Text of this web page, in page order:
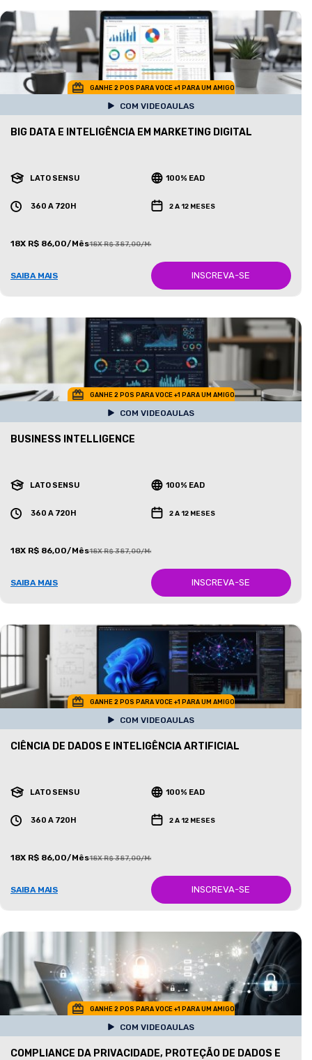
GANHE 2 POS PARA VOCE +1 PARA UM AMIGO
COM VIDEOAULAS
BIG DATA E INTELIGÊNCIA EM MARKETING DIGITAL
LATO SENSU 100% EAD
360 A 720H 2 A 12 MESES
18X R$ 86,00/Mês18X R$ 387,00/Mês
SAIBA MAIS INSCREVA-SE
GANHE 2 POS PARA VOCE +1 PARA UM AMIGO
COM VIDEOAULAS
BUSINESS INTELLIGENCE
LATO SENSU 100% EAD
360 A 720H 2 A 12 MESES
18X R$ 86,00/Mês18X R$ 387,00/Mês
SAIBA MAIS INSCREVA-SE
GANHE 2 POS PARA VOCE +1 PARA UM AMIGO
COM VIDEOAULAS
CIÊNCIA DE DADOS E INTELIGÊNCIA ARTIFICIAL
LATO SENSU 100% EAD
360 A 720H 2 A 12 MESES
18X R$ 86,00/Mês18X R$ 387,00/Mês
SAIBA MAIS INSCREVA-SE
GANHE 2 POS PARA VOCE +1 PARA UM AMIGO
COM VIDEOAULAS
COMPLIANCE DA PRIVACIDADE, PROTEÇÃO DE DADOS E